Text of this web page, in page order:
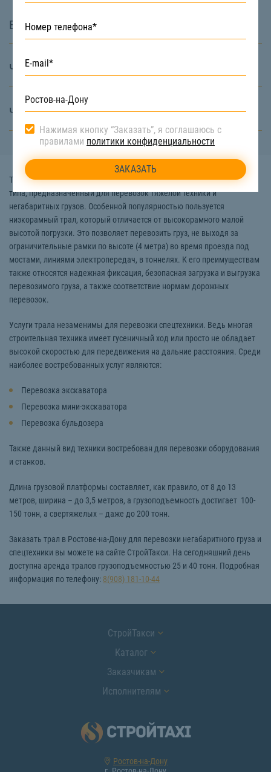
В чём особенность СтройТакси?
Что значит диспетчерская служба?
Что такое СтройТакси?
Трал – это специальный вид техники прицепного или полуприцепного
типа, предназначенный для перевозок тяжелой техники и
негабаритных грузов. Особенной популярностью пользуется
низкорамный трал, который отличается от высокорамного малой
высотой погрузки. Это позволяет перевозить груз, не выходя за
ограничительные рамки по высоте (4 метра) во время проезда под
мостами, линиями электропередач, в тоннелях. К его преимуществам
также относятся надежная фиксация, безопасная загрузка и выгрузка
перевозимого груза, а также соответствие нормам дорожных
перевозок.
Услуги трала незаменимы для перевозки спецтехники. Ведь многая
строительная техника имеет гусеничный ход или просто не обладает
высокой скоростью для передвижения на дальние расстояния. Среди
наиболее востребованных услуг являются:
Перевозка экскаватора
Перевозка мини-экскаватора
Перевозка бульдозера
Также данный вид техники востребован для перевозки оборудования
и станков.
Длина грузовой платформы составляет, как правило, от 8 до 13
метров, ширина – до 3,5 метров, а грузоподъемность достигает 100-
150 тонн, а свертяжелых – даже до 200 тонн.
Заказать трал в Ростове-на-Дону для перевозки негабаритного груза и
спецтехники вы можете на сайте СтройТакси. На сегодняшний день
доступна аренда тралов грузоподъемностью 25 и 40 тонн. Подробная
информация по телефону: 8(908) 181-10-44
СтройТакси
Каталог
Заказчикам
Исполнителям
Ростов-на-Дону
Нажимая кнопку “Заказать”, я соглашаюсь с
правилами политики конфиденциальности